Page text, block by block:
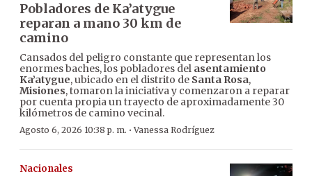
Pobladores de Ka’atygue
reparan a mano 30 km de
camino
Cansados del peligro constante que representan los
enormes baches, los pobladores del asentamiento
Ka’atygue, ubicado en el distrito de Santa Rosa,
Misiones, tomaron la iniciativa y comenzaron a reparar
por cuenta propia un trayecto de aproximadamente 30
kilómetros de camino vecinal.
Agosto 6, 2026 10:38 p. m. ·Vanessa Rodríguez
Nacionales